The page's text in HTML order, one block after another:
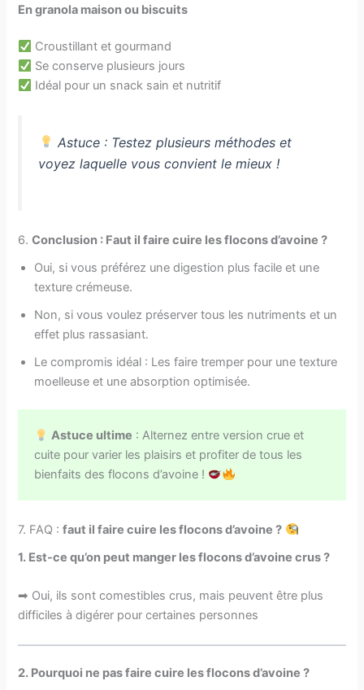
En granola maison ou biscuits
Croustillant et gourmand
Se conserve plusieurs jours
Idéal pour un snack sain et nutritif
Astuce : Testez plusieurs méthodes et
voyez laquelle vous convient le mieux !
6.Conclusion : Faut il faire cuire les flocons d’avoine ?
Oui, si vous préférez une digestion plus facile et une
texture crémeuse.
Non, si vous voulez préserver tous les nutriments et un
effet plus rassasiant.
Le compromis idéal : Les faire tremper pour une texture
moelleuse et une absorption optimisée.
Astuce ultime : Alternez entre version crue et
cuite pour varier les plaisirs et profiter de tous les
bienfaits des flocons d’avoine !
7. FAQ :faut il faire cuire les flocons d’avoine ?
1. Est-ce qu’on peut manger les flocons d’avoine crus ?
➡ Oui, ils sont comestibles crus, mais peuvent être plus
difficiles à digérer pour certaines personnes
2. Pourquoi ne pas faire cuire les flocons d’avoine ?